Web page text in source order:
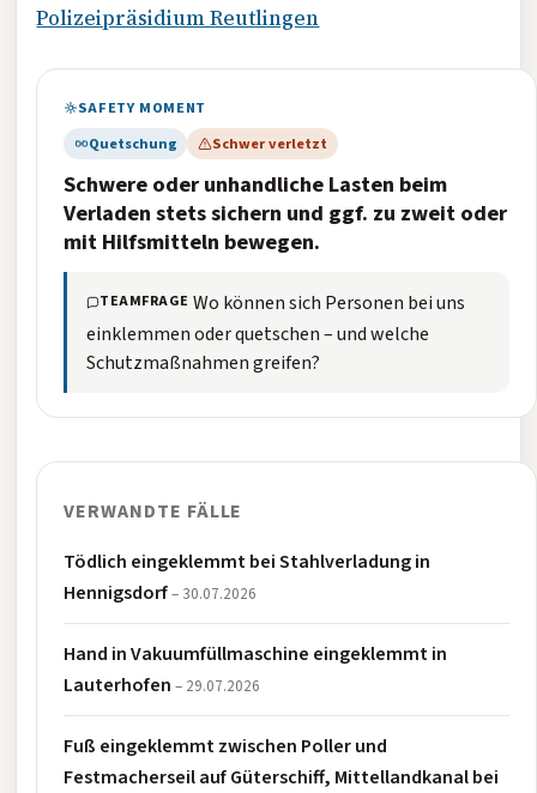
Polizeipräsidium Reutlingen
SAFETY MOMENT
Quetschung
Schwer verletzt
Schwere oder unhandliche Lasten beim
Verladen stets sichern und ggf. zu zweit oder
mit Hilfsmitteln bewegen.
TEAMFRAGE Wo können sich Personen bei uns
einklemmen oder quetschen – und welche
Schutzmaßnahmen greifen?
VERWANDTE FÄLLE
Tödlich eingeklemmt bei Stahlverladung in
Hennigsdorf– 30.07.2026
Hand in Vakuumfüllmaschine eingeklemmt in
Lauterhofen– 29.07.2026
Fuß eingeklemmt zwischen Poller und
Festmacherseil auf Güterschiff, Mittellandkanal bei